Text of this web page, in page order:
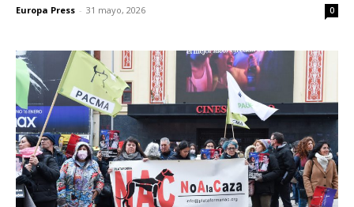
Europa Press - 31 mayo, 2026 0